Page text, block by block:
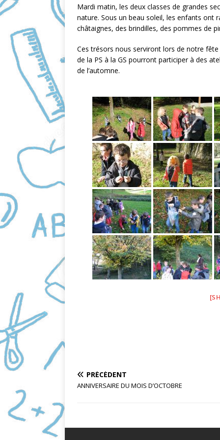
c
e
b
o
o
k
a
i
l
Mardi matin, les deux classes de grandes
nature. Sous un beau soleil, les enfants ont
châtaignes, des brindilles, des pommes de
Ces trésors nous serviront lors de notre
de la PS à la GS pourront participer à des
de l’automne.
PRÉCÉDENT
ANNIVERSAIRE DU MOIS D’OCTOBRE